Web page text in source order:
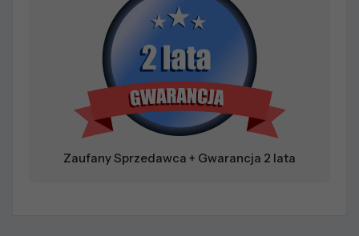
Zaufany Sprzedawca + Gwarancja 2 lata